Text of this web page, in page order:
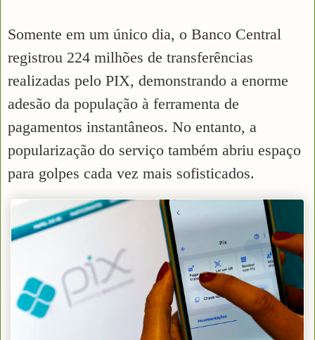
Somente em um único dia, o Banco Central
registrou 224 milhões de transferências
realizadas pelo PIX, demonstrando a enorme
adesão da população à ferramenta de
pagamentos instantâneos. No entanto, a
popularização do serviço também abriu espaço
para golpes cada vez mais sofisticados.